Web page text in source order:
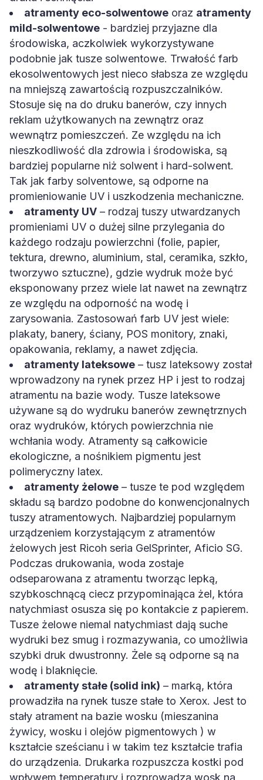
atramenty eco-solwentowe oraz atramenty
mild-solwentowe - bardziej przyjazne dla
środowiska, aczkolwiek wykorzystywane
podobnie jak tusze solwentowe. Trwałość farb
ekosolwentowych jest nieco słabsza ze względu
na mniejszą zawartością rozpuszczalników.
Stosuje się na do druku banerów, czy innych
reklam użytkowanych na zewnątrz oraz
wewnątrz pomieszczeń. Ze względu na ich
nieszkodliwość dla zdrowia i środowiska, są
bardziej popularne niż solwent i hard-solwent.
Tak jak farby solventowe, są odporne na
promieniowanie UV i uszkodzenia mechaniczne.
atramenty UV – rodzaj tuszy utwardzanych
promieniami UV o dużej silne przylegania do
każdego rodzaju powierzchni (folie, papier,
tektura, drewno, aluminium, stal, ceramika, szkło,
tworzywo sztuczne), gdzie wydruk może być
eksponowany przez wiele lat nawet na zewnątrz
ze względu na odporność na wodę i
zarysowania. Zastosowań farb UV jest wiele:
plakaty, banery, ściany, POS monitory, znaki,
opakowania, reklamy, a nawet zdjęcia.
atramenty lateksowe – tusz lateksowy został
wprowadzony na rynek przez HP i jest to rodzaj
atramentu na bazie wody. Tusze lateksowe
używane są do wydruku banerów zewnętrznych
oraz wydruków, których powierzchnia nie
wchłania wody. Atramenty są całkowicie
ekologiczne, a nośnikiem pigmentu jest
polimeryczny latex.
atramenty żelowe – tusze te pod względem
składu są bardzo podobne do konwencjonalnych
tuszy atramentowych. Najbardziej popularnym
urządzeniem korzystającym z atramentów
żelowych jest Ricoh seria GelSprinter, Aficio SG.
Podczas drukowania, woda zostaje
odseparowana z atramentu tworząc lepką,
szybkoschnącą ciecz przypominająca żel, która
natychmiast osusza się po kontakcie z papierem.
Tusze żelowe niemal natychmiast dają suche
wydruki bez smug i rozmazywania, co umożliwia
szybki druk dwustronny. Żele są odporne są na
wodę i blaknięcie.
atramenty stałe (solid ink) – marką, która
prowadziła na rynek tusze stałe to Xerox. Jest to
stały atrament na bazie wosku (mieszanina
żywicy, wosku i olejów pigmentowych ) w
kształcie sześcianu i w takim tez kształcie trafia
do urządzenia. Drukarka rozpuszcza kostki pod
wpływem temperatury i rozprowadza wosk na